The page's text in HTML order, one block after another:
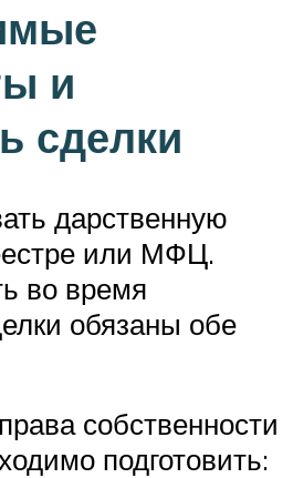
и
сделки
дарственную
или МФЦ.
во время
обязаны обе
собственности
подготовить: